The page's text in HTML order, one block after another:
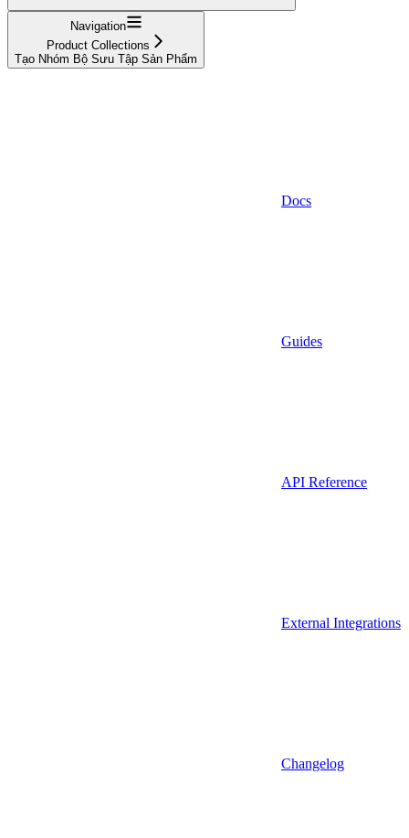
Navigation
Product Collections
Tạo Nhóm Bộ Sưu Tập Sản Phẩm
Docs
Guides
API Reference
External Integrations
Changelog